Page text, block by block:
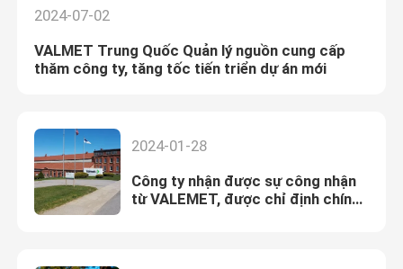
2024-07-02
VALMET Trung Quốc Quản lý nguồn cung cấp
thăm công ty, tăng tốc tiến triển dự án mới
2024-01-28
Công ty nhận được sự công nhận
từ VALEMET, được chỉ định chính